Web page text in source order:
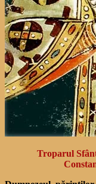
Troparul